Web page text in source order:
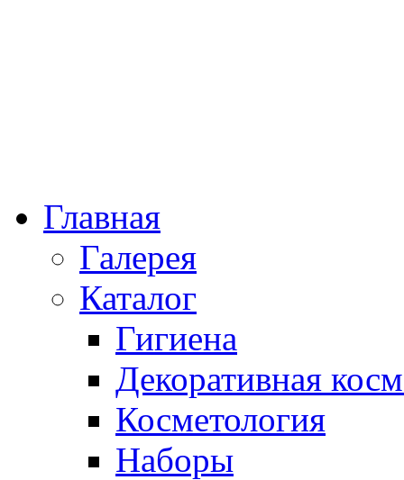
Главная
Галерея
Каталог
Гигиена
Декоративная
Косметология
Наборы